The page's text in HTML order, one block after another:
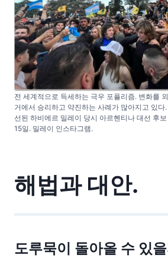
전 세계적으로 득세하는 극우 포퓰리즘. 변화를 외
거에서 승리하고 약진하는 사례가 많아지고 있
선된 하비에르 밀레이 당시 아르헨티나 대선 후
15일. 밀레이 인스타그램.
해법과 대안.
도루묵이 돌아올 수 있